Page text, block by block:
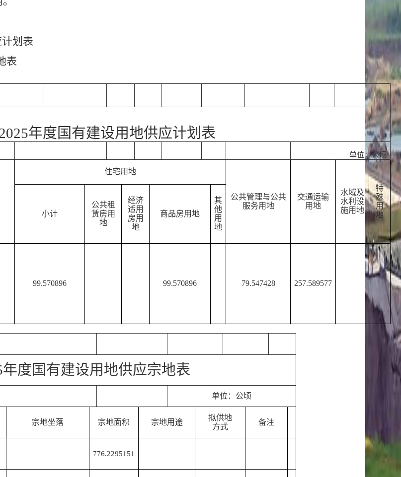
划表
表
年度国有建设用地供应计划表
单位：公顷
住宅用地
公共管理与公共
服务用地
交通运输
用地
水域及
水利设
施用地
特
殊
用
地
小计
公共租
赁房用
地
经济
适用
房用
地
商品房用地
其
他
用
地
99.570896 99.570896 79.547428 257.589577
年度国有建设用地供应宗地表
单位：公顷
宗地坐落 宗地面积 宗地用途
拟供地
方式
备注
776.2295151